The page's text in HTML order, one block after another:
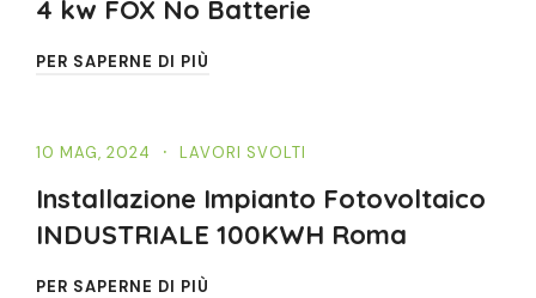
4 kw FOX No Batterie
PER SAPERNE DI PIÙ
10 MAG, 2024 LAVORI SVOLTI
Installazione Impianto Fotovoltaico
INDUSTRIALE 100KWH Roma
PER SAPERNE DI PIÙ